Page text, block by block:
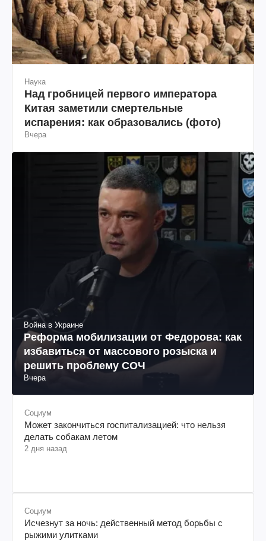
Наука
Над гробницей первого императора
Китая заметили смертельные
испарения: как образовались (фото)
Вчера
Война в Украине
Реформа мобилизации от Федорова: как
избавиться от массового розыска и
решить проблему СОЧ
Вчера
Социум
Может закончиться госпитализацией: что нельзя
делать собакам летом
2 дня назад
Социум
Исчезнут за ночь: действенный метод борьбы с
рыжими улитками